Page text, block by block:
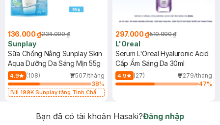
136.000 ₫234.000 ₫
Sunplay
Sữa Chống Nắng Sunplay Skin
Aqua Dưỡng Da Sáng Mịn 55g
4.9 (108)
507/tháng
38%
Bill 199K Sunplay tặng Tinh Chất
297.000 ₫519.000 ₫
L'Oreal
Serum L'Oreal Hyaluronic Acid
Cấp Ẩm Sáng Da 30ml
4.9 (27)
279/tháng
47%
Bạn đã có tài khoản Hasaki?Đăng nhập